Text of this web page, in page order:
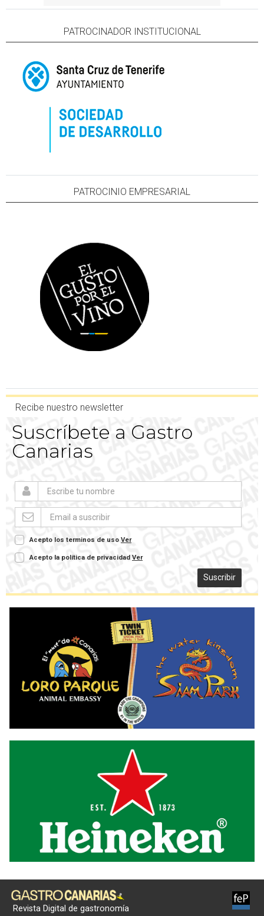
PATROCINADOR INSTITUCIONAL
PATROCINIO EMPRESARIAL
Recibe nuestro newsletter
Suscríbete a Gastro
Canarias
Acepto los terminos de uso Ver
Acepto la política de privacidad Ver
Suscribir
Revista Digital de gastronomía